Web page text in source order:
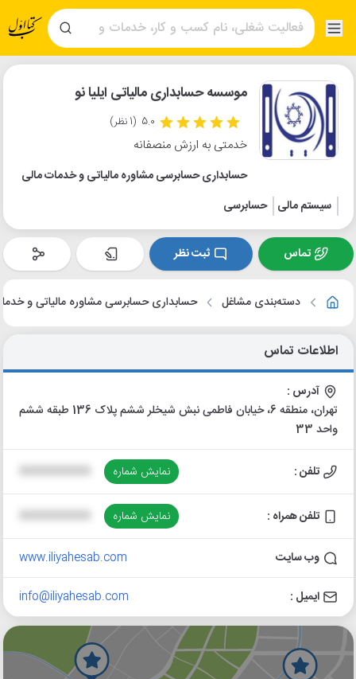
موسسه حسابداری مالیاتی ایلیا نو
5.0 (1 نظر)
خدمتی به ارزش منصفانه
حسابداری حسابرسی مشاوره مالیاتی و خدمات مالی
سیستم مالی
حسابرسی
تماس ثبت نظر
دسته‌بندی مشاغل حسابداری حسابرسی مشاوره مالیاتی و
اطلاعات تماس
آدرس :
تهران، منطقه 6، خیابان فاطمی نبش شیخلر ششم پلاک 136 طبقه ششم
واحد 33
تلفن : نمایش شماره
تلفن همراه : نمایش شماره
وب سایت www.iliyahesab.com
ایمیل : info@iliyahesab.com